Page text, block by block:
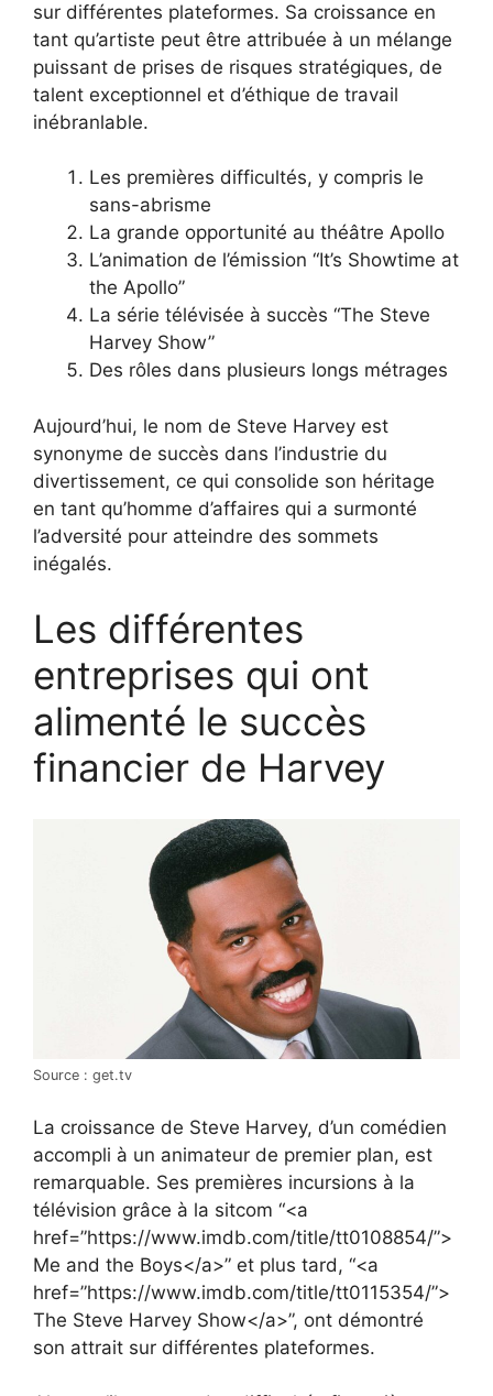
sur différentes plateformes. Sa croissance en
tant qu’artiste peut être attribuée à un mélange
puissant de prises de risques stratégiques, de
talent exceptionnel et d’éthique de travail
inébranlable.
Les premières difficultés, y compris le
sans-abrisme
La grande opportunité au théâtre Apollo
L’animation de l’émission “It’s Showtime at
the Apollo”
La série télévisée à succès “The Steve
Harvey Show”
Des rôles dans plusieurs longs métrages
Aujourd’hui, le nom de Steve Harvey est
synonyme de succès dans l’industrie du
divertissement, ce qui consolide son héritage
en tant qu’homme d’affaires qui a surmonté
l’adversité pour atteindre des sommets
inégalés.
Les différentes
entreprises qui ont
alimenté le succès
financier de Harvey
Source : get.tv
La croissance de Steve Harvey, d’un comédien
accompli à un animateur de premier plan, est
remarquable. Ses premières incursions à la
télévision grâce à la sitcom “<a
href=”https://www.imdb.com/title/tt0108854/”>
Me and the Boys</a>” et plus tard, “<a
href=”https://www.imdb.com/title/tt0115354/”>
The Steve Harvey Show</a>”, ont démontré
son attrait sur différentes plateformes.